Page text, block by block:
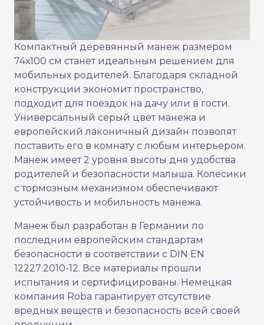
Компактный деревянный манеж размером
74х100 см станет идеальным решением для
мобильных родителей. Благодаря складной
конструкции экономит пространство,
подходит для поездок на дачу или в гости.
Универсальный серый цвет манежа и
европейский лаконичный дизайн позволят
поставить его в комнату с любым интерьером.
Манеж имеет 2 уровня высоты дня удобства
родителей и безопасности малыша. Колесики
с тормозным механизмом обеспечивают
устойчивость и мобильность манежа.
Манеж был разработан в Германии по
последним европейским стандартам
безопасности в соответствии с DIN EN
12227:2010-12. Все материалы прошли
испытания и сертифицированы. Немецкая
компания Roba гарантирует отсутствие
вредных веществ и безопасность всей своей